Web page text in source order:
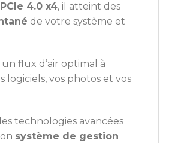
PCIe 4.0 x4, il atteint des
de votre système et
flux d’air optimal à
logiciels, vos photos et vos
technologies avancées
système de gestion